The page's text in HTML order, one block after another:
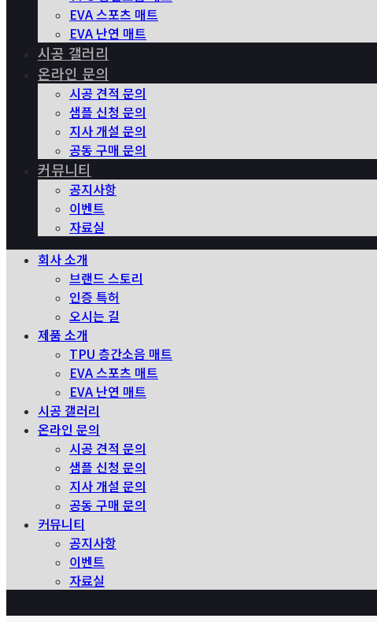
EVA 스포츠 매트
EVA 난연 매트
시공 갤러리
온라인 문의
시공 견적 문의
샘플 신청 문의
지사 개설 문의
공동 구매 문의
커뮤니티
공지사항
이벤트
자료실
회사 소개
브랜드 스토리
인증 특허
오시는 길
제품 소개
TPU 층간소음 매트
EVA 스포츠 매트
EVA 난연 매트
시공 갤러리
온라인 문의
시공 견적 문의
샘플 신청 문의
지사 개설 문의
공동 구매 문의
커뮤니티
공지사항
이벤트
자료실